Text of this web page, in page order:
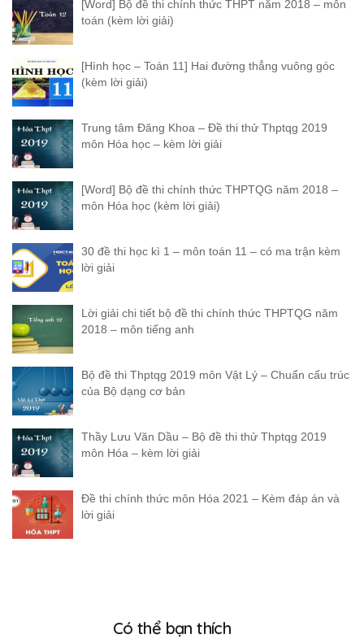
[Word] Bộ đề thi chính thức THPT năm 2018 – môn
toán (kèm lời giải)
[Hình học – Toán 11] Hai đường thẳng vuông góc
(kèm lời giải)
Trung tâm Đăng Khoa – Đề thi thử Thptqg 2019
môn Hóa học – kèm lời giải
[Word] Bộ đề thi chính thức THPTQG năm 2018 –
môn Hóa học (kèm lời giải)
30 đề thi học kì 1 – môn toán 11 – có ma trận kèm
lời giải
Lời giải chi tiết bộ đề thi chính thức THPTQG năm
2018 – môn tiếng anh
Bộ đề thi Thptqg 2019 môn Vật Lý – Chuẩn cấu trúc
của Bộ dạng cơ bản
Thầy Lưu Văn Dầu – Bộ đề thi thử Thptqg 2019
môn Hóa – kèm lời giải
Đề thi chính thức môn Hóa 2021 – Kèm đáp án và
lời giải
Có thể bạn thích